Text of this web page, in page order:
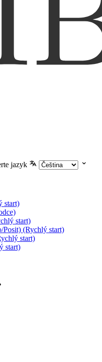
jazyk
start)
start)
Posit) (Rychlý start)
start)
start)